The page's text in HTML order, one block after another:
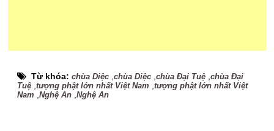
Từ khóa:chùa Diệc ,chùa Diệc ,chùa Đại Tuệ ,chùa Đại
Tuệ ,tượng phật lớn nhất Việt Nam ,tượng phật lớn nhất Việt
Nam ,Nghệ An ,Nghệ An